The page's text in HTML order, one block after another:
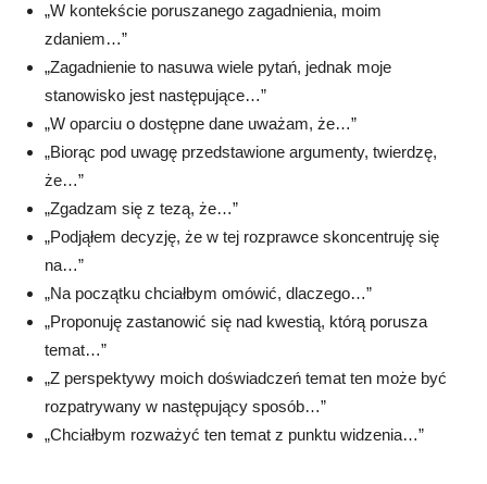
„W kontekście poruszanego zagadnienia, moim
zdaniem…”
„Zagadnienie to nasuwa wiele pytań, jednak moje
stanowisko jest następujące…”
„W oparciu o dostępne dane uważam, że…”
„Biorąc pod uwagę przedstawione argumenty, twierdzę,
że…”
„Zgadzam się z tezą, że…”
„Podjąłem decyzję, że w tej rozprawce skoncentruję się
na…”
„Na początku chciałbym omówić, dlaczego…”
„Proponuję zastanowić się nad kwestią, którą porusza
temat…”
„Z perspektywy moich doświadczeń temat ten może być
rozpatrywany w następujący sposób…”
„Chciałbym rozważyć ten temat z punktu widzenia…”